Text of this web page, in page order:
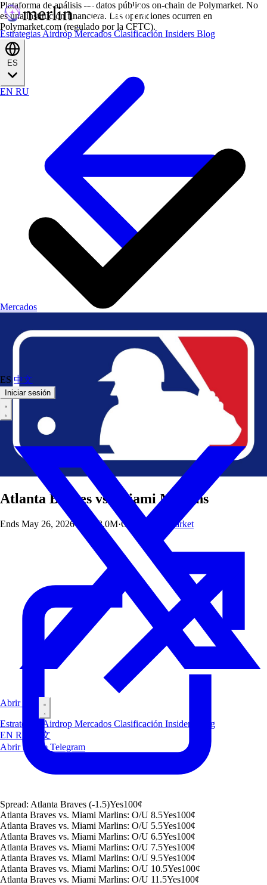
Estrategias AirdropMercados Clasificación Insiders Blog
EN RU
ES 中文
Iniciar sesión
Abrir Bot
Estrategias Airdrop Mercados Clasificación Insiders
Blog
EN RU
中文
Abrir Bot de Telegram
Plataforma de análisis — datos públicos on-chain de Polymarket. No
es una institución financiera. Las operaciones ocurren en
Polymarket.com (regulado por la CFTC).
Mercados
Atlanta Braves vs. Miami Marlins
Ends May 26, 2026· $3.0M·OI Polymarket
Spread: Atlanta Braves (-1.5)Yes100¢
Atlanta Braves vs. Miami Marlins: O/U 8.5Yes100¢
Atlanta Braves vs. Miami Marlins: O/U 5.5Yes100¢
Atlanta Braves vs. Miami Marlins: O/U 6.5Yes100¢
Atlanta Braves vs. Miami Marlins: O/U 7.5Yes100¢
Atlanta Braves vs. Miami Marlins: O/U 9.5Yes100¢
Atlanta Braves vs. Miami Marlins: O/U 10.5Yes100¢
Atlanta Braves vs. Miami Marlins: O/U 11.5Yes100¢